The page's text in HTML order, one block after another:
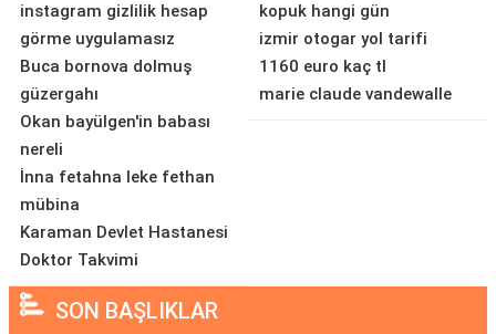
instagram gizlilik hesap
görme uygulamasız
Buca bornova dolmuş
güzergahı
Okan bayülgen'in babası
nereli
İnna fetahna leke fethan
mübina
Karaman Devlet Hastanesi
Doktor Takvimi
kopuk hangi gün
izmir otogar yol tarifi
1160 euro kaç tl
marie claude vandewalle
SON BAŞLIKLAR